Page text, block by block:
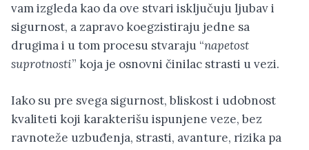
vam izgleda kao da ove stvari isključuju ljubav i
sigurnost, a zapravo koegzistiraju jedne sa
drugima i u tom procesu stvaraju “napetost
suprotnosti” koja je osnovni činilac strasti u vezi.
Iako su pre svega sigurnost, bliskost i udobnost
kvaliteti koji karakterišu ispunjene veze, bez
ravnoteže uzbuđenja, strasti, avanture, rizika pa